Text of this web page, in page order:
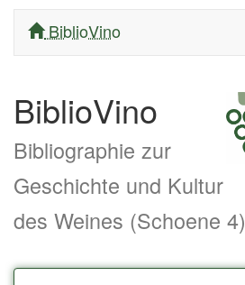
BiblioVino
BiblioVino
Bibliographie zur
Geschichte und Kultur
des Weines (Schoene 4)